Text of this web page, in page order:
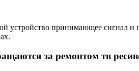
устройство принимающее сигнал
за ремонтом тв